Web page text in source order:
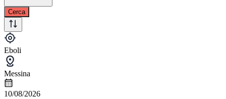
Cerca
Eboli
Messina
10/08/2026